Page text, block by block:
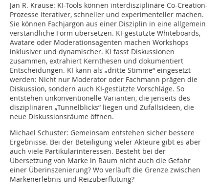
Jan R. Krause: KI-Tools können interdisziplinäre Co-Creation-
Prozesse iterativer, schneller und experimenteller machen.
Sie können Fachjargon aus einer Disziplin in eine allgemein
verständliche Form übersetzen. KI-gestützte Whiteboards,
Avatare oder Moderationsagenten machen Workshops
inklusiver und dynamischer. KI fasst Diskussionen
zusammen, extrahiert Kernthesen und dokumentiert
Entscheidungen. KI kann als „dritte Stimme“ eingesetzt
werden: Nicht nur Moderator oder Fachmann prägen die
Diskussion, sondern auch KI-gestützte Vorschläge. So
entstehen unkonventionelle Varianten, die jenseits des
disziplinären „Tunnelblicks“ liegen und Zufallsideen, die
neue Diskussionsräume öffnen.
Michael Schuster: Gemeinsam entstehen sicher bessere
Ergebnisse. Bei der Beteiligung vieler Akteure gibt es aber
auch viele Partikularinteressen. Besteht bei der
Übersetzung von Marke in Raum nicht auch die Gefahr
einer Überinszenierung? Wo verläuft die Grenze zwischen
Markenerlebnis und Reizüberflutung?